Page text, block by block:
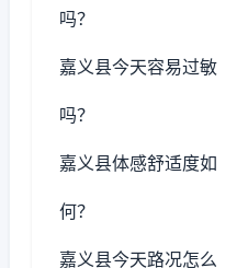
吗？
嘉义县今天容易过敏
吗？
嘉义县体感舒适度如
何？
嘉义县今天路况怎么